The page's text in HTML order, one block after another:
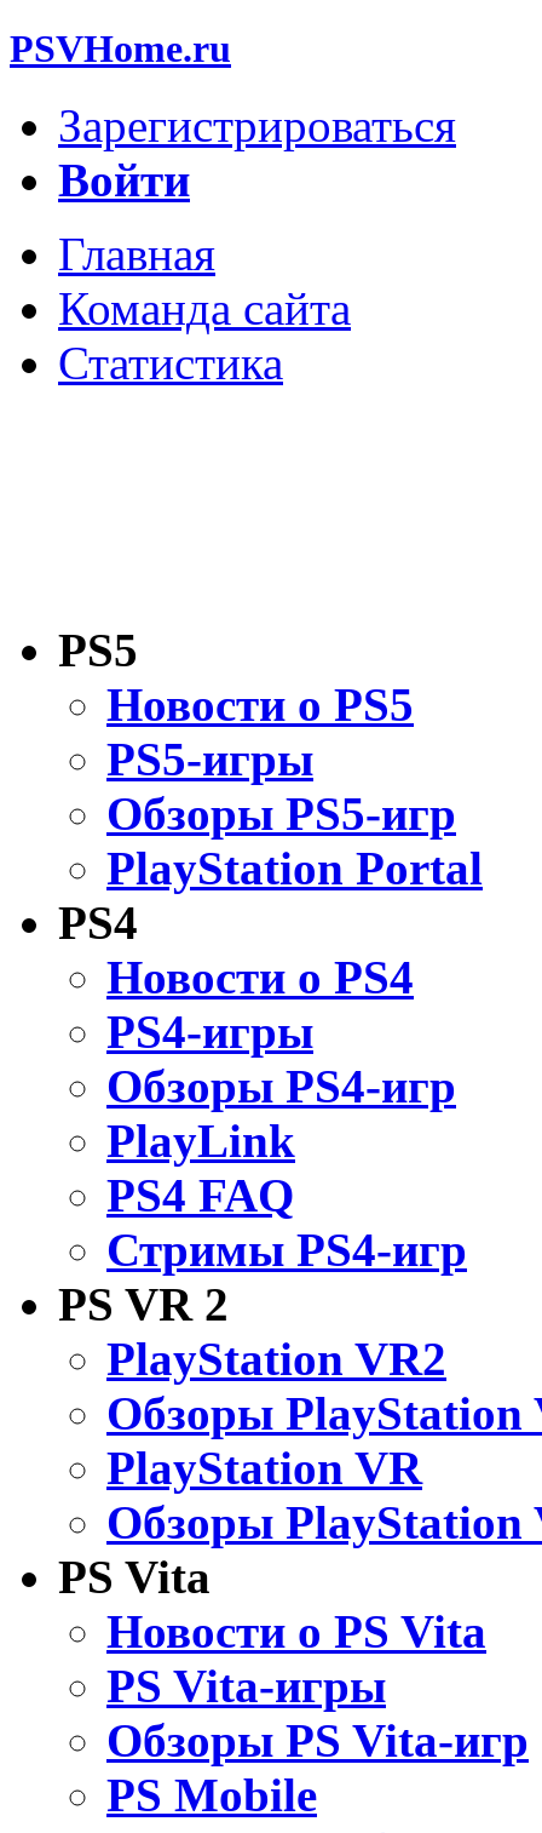
PSVHome.ru
Зарегистрироваться
Войти
Главная
Команда сайта
Статистика
PS5
Новости о PS5
PS5-игры
Обзоры PS5-игр
PlayStation Portal
PS4
Новости о PS4
PS4-игры
Обзоры PS4-игр
PlayLink
PS4 FAQ
Стримы PS4-игр
PS VR 2
PlayStation VR2
Обзоры PlayStation
PlayStation VR
Обзоры PlayStation
PS Vita
Новости о PS Vita
PS Vita-игры
Обзоры PS Vita-игр
PS Mobile